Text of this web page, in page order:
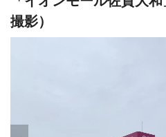
撮影）